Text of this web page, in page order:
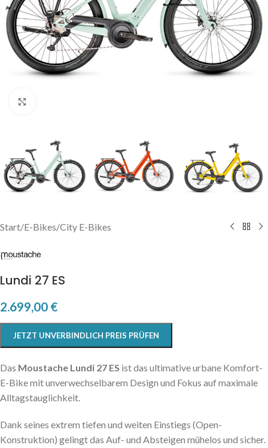
Start/E-Bikes/City E-Bikes
Lundi 27 ES
2.699,00 €
JETZT UNVERBINDLICH PREIS PRÜFEN
Das Moustache Lundi 27 ES ist das ultimative urbane Komfort-
E-Bike mit unverwechselbarem Design und Fokus auf maximale
Alltagstauglichkeit.
Dank seines extrem tiefen und weiten Einstiegs (Open-
Konstruktion) gelingt das Auf- und Absteigen mühelos und sicher.